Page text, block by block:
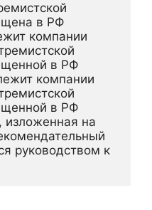
в РФ
компании
в РФ
компании
в РФ
на
руководством к